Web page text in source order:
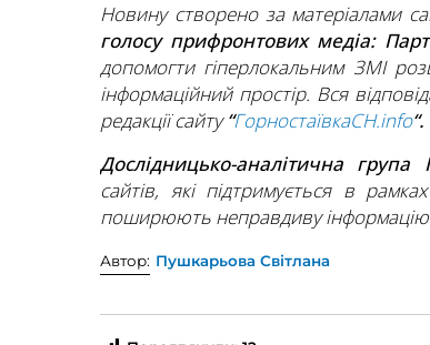
Новину створено за матеріалами
голосу прифронтових медіа:
допомогти гіперлокальним ЗМІ
інформаційний простір. Вся
редакції сайту“ГорностаївкаСН.info“.
Дослідницько-аналітична
сайтів, які підтримується в
поширюють неправдиву інформацію
Автор: Пушкарьова Світлана